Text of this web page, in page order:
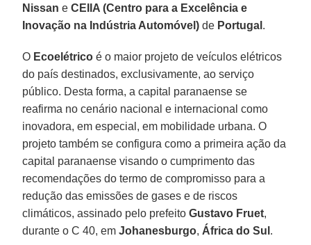
Nissan eCEIIA (Centro para a Excelência e
Inovação na Indústria Automóvel) de Portugal .
O Ecoelétrico é o maior projeto de veículos elétricos
do país destinados, exclusivamente, ao serviço
público. Desta forma, a capital paranaense se
reafirma no cenário nacional e internacional como
inovadora, em especial, em mobilidade urbana. O
projeto também se configura como a primeira ação da
capital paranaense visando o cumprimento das
recomendações do termo de compromisso para a
redução das emissões de gases e de riscos
climáticos, assinado pelo prefeitoGustavo Fruet,
durante o C 40, emJohanesburgo, África do Sul .